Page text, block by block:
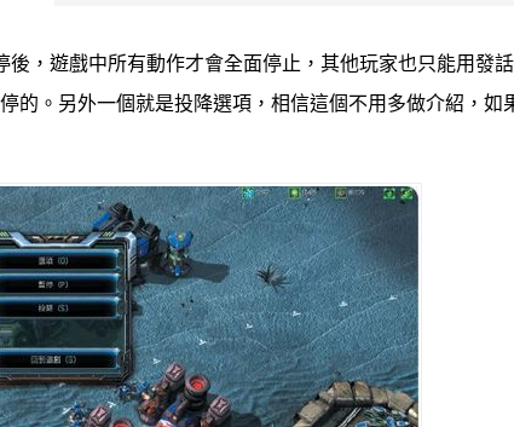
，遊戲中所有動作才會全面停止，其他玩家也只能用發
的。另外一個就是投降選項，相信這個不用多做介紹，如